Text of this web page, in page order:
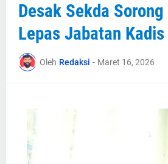
Desak Sekda
Lepas Jabatan
Oleh Redaksi - Maret 16, 2026